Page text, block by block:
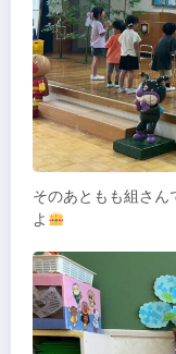
そのあともも組さん
よ